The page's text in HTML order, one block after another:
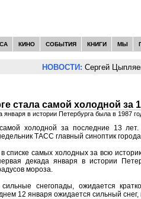
КИНО СОБЫТИЯ КНИГИ МЫ
НОВОСТИ: Сергей Цыпляев
стала самой холодной за
в истории Петербурга была в 1987
холодной за последние 13
ТАСС главный синоптик
списке самых холодных за всю
декада января в истории
мороза.
снегопады, ожидается
12 января ожидается сильный